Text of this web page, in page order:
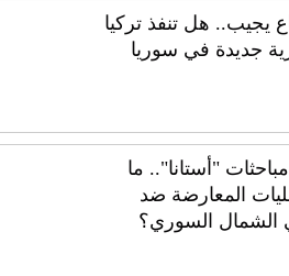
يجيب.. هل تنفذ تركيا
جديدة في سوريا
"أستانا".. ما
المعارضة ضد
الشمال السوري؟